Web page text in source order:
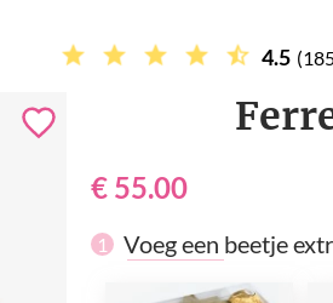
4.5
€ 55.00
1 Voeg een beetje